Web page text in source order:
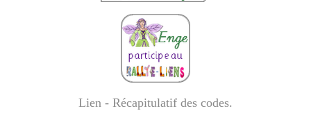
Lien - Récapitulatif des codes.